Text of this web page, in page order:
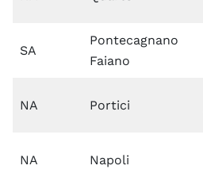
SA
Pontecagnano
Faiano
NA Portici
NA Napoli